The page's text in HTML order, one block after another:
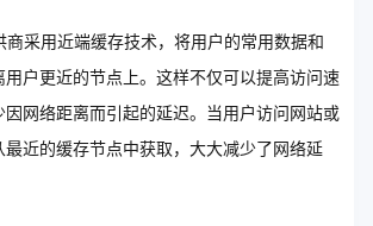
采用近端缓存技术，将用户的常用数据和
用户更近的节点上。这样不仅可以提高访问速
因网络距离而引起的延迟。当用户访问网站或
最近的缓存节点中获取，大大减少了网络延